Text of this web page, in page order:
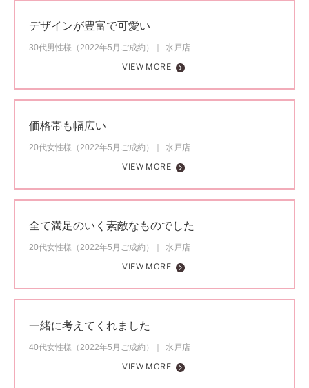
デザインが豊富で可愛い
30代男性様（2022年5月ご成約）
水戸店
VIEW MORE
価格帯も幅広い
20代女性様（2022年5月ご成約）
水戸店
VIEW MORE
全て満足のいく素敵なものでした
20代女性様（2022年5月ご成約）
水戸店
VIEW MORE
一緒に考えてくれました
40代女性様（2022年5月ご成約）
水戸店
VIEW MORE